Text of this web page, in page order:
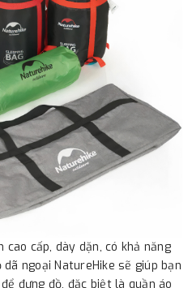
cấp, dày dặn, có khả năng
ngoại NatureHike sẽ giúp bạn
đựng đồ, đặc biệt là quần áo